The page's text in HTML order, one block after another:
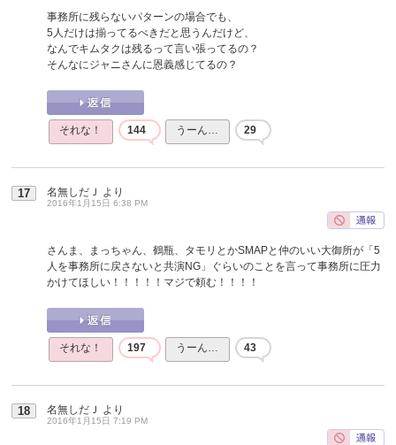
事務所に残らないパターンの場合でも、
5人だけは揃ってるべきだと思うんだけど、
なんでキムタクは残るって言い張ってるの？
そんなにジャニさんに恩義感じてるの？
それな！ 144 うーん… 29
17 名無しだＪ より
2016年1月15日 6:38 PM
さんま、まっちゃん、鶴瓶、タモリとかSMAPと仲のいい大御所が「5
人を事務所に戻さないと共演NG」ぐらいのことを言って事務所に圧力
かけてほしい！！！！！マジで頼む！！！！
それな！ 197 うーん… 43
18 名無しだＪ より
2016年1月15日 7:19 PM